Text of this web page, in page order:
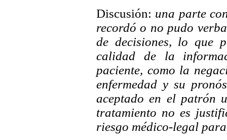
Discusión: una parte
recordó o no pudo
de decisiones, lo que
calidad de la
paciente, como la
enfermedad y su
aceptado en el patrón
tratamiento no es
riesgo médico-legal